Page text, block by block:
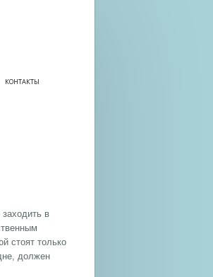
КОНТАКТЫ
в
стоят только
должен